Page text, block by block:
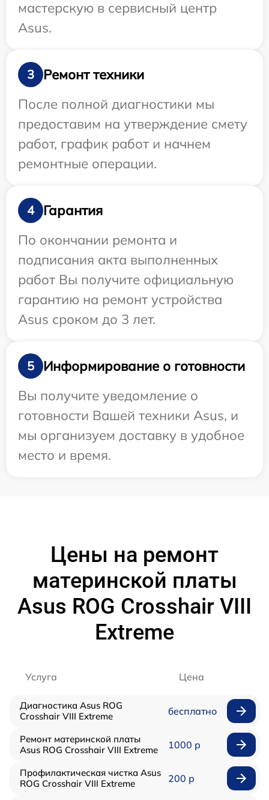
мастерскую в сервисный центр
Asus.
3
Ремонт техники
После полной диагностики мы
предоставим на утверждение смету
работ, график работ и начнем
ремонтные операции.
4
Гарантия
По окончании ремонта и
подписания акта выполненных
работ Вы получите официальную
гарантию на ремонт устройства
Asus сроком до 3 лет.
5
Информирование о готовности
Вы получите уведомление о
готовности Вашей техники Asus, и
мы организуем доставку в удобное
место и время.
Цены на ремонт
материнской платы
Asus ROG Crosshair VIII
Extreme
Услуга Цена
Диагностика Asus ROG
Crosshair VIII Extreme
бесплатно
Ремонт материнской платы
Asus ROG Crosshair VIII Extreme
1000 р
Профилактическая чистка Asus
ROG Crosshair VIII Extreme
200 р